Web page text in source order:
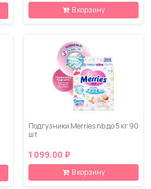
В корзину
Подгузники Merries nb до 5 кг 90
шт
1 099.00 ₽
В корзину